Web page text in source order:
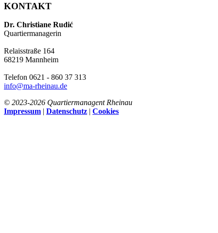
KONTAKT
Dr. Christiane Rudić
Quartiermanagerin
Relaisstraße 164
68219 Mannheim
Telefon 0621 - 860 37 313
info@ma-rheinau.de
© 2023-2026 Quartiermanagent Rheinau
Impressum | Datenschutz | Cookies